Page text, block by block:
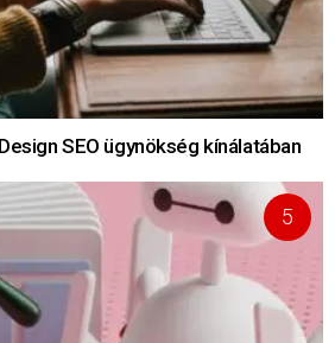
SEO ügynökség kínálatában